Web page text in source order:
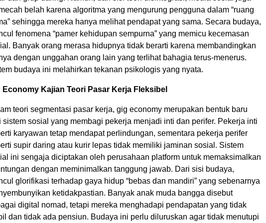
belah karena algoritma yang mengurung pengguna dalam “ruang
sehingga mereka hanya melihat pendapat yang sama. Secara budaya,
fenomena “pamer kehidupan sempurna” yang memicu kecemasan
Banyak orang merasa hidupnya tidak berarti karena membandingkan
dengan unggahan orang lain yang terlihat bahagia terus-menerus.
budaya ini melahirkan tekanan psikologis yang nyata.
Economy Kajian Teori Pasar Kerja Fleksibel
teori segmentasi pasar kerja, gig economy merupakan bentuk baru
sistem sosial yang membagi pekerja menjadi inti dan perifer. Pekerja inti
karyawan tetap mendapat perlindungan, sementara pekerja perifer
supir daring atau kurir lepas tidak memiliki jaminan sosial. Sistem
ini sengaja diciptakan oleh perusahaan platform untuk memaksimalkan
dengan meminimalkan tanggung jawab. Dari sisi budaya,
glorifikasi terhadap gaya hidup “bebas dan mandiri” yang sebenarnya
ketidakpastian. Banyak anak muda bangga disebut
digital nomad, tetapi mereka menghadapi pendapatan yang tidak
dan tidak ada pensiun. Budaya ini perlu diluruskan agar tidak menutupi